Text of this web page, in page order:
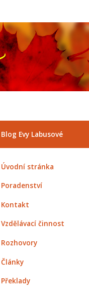
Blog Evy Labusové
Úvodní stránka
Poradenství
Kontakt
Vzdělávací činnost
Rozhovory
Články
Překlady